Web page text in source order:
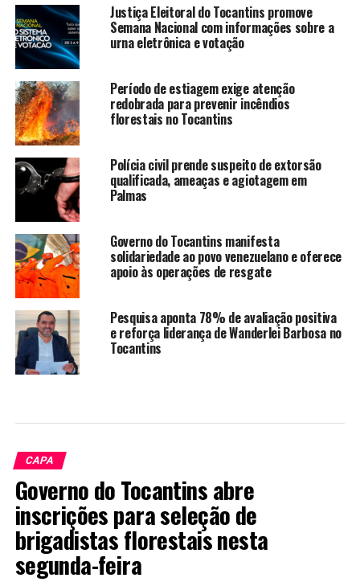
Justiça Eleitoral do Tocantins promove
Semana Nacional com informações sobre a
urna eletrônica e votação
Período de estiagem exige atenção
redobrada para prevenir incêndios
florestais no Tocantins
Polícia civil prende suspeito de extorsão
qualificada, ameaças e agiotagem em
Palmas
Governo do Tocantins manifesta
solidariedade ao povo venezuelano e oferece
apoio às operações de resgate
Pesquisa aponta 78% de avaliação positiva
e reforça liderança de Wanderlei Barbosa no
Tocantins
CAPA
Governo do Tocantins abre
inscrições para seleção de
brigadistas florestais nesta
segunda-feira